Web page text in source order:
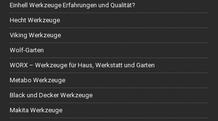
Einhell Werkzeuge Erfahrungen und Qualität?
Hecht Werkzeuge
Viking Werkzeuge
Wolf-Garten
WORX – Werkzeuge für Haus, Werkstatt und Garten
Metabo Werkzeuge
Black und Decker Werkzeuge
Makita Werkzeuge